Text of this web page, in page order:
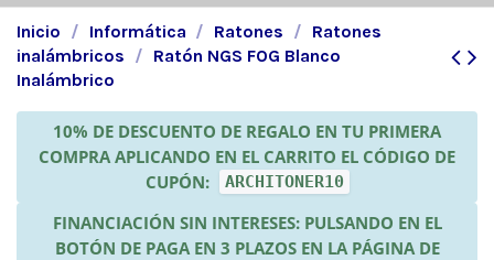
Inicio Informática Ratones
Ratones
inalámbricos
Ratón NGS FOG Blanco
Inalámbrico
10% DE DESCUENTO DE REGALO EN TU PRIMERA
COMPRA APLICANDO EN EL CARRITO EL CÓDIGO DE
CUPÓN:
ARCHITONER10
FINANCIACIÓN SIN INTERESES: PULSANDO EN EL
BOTÓN DE PAGA EN 3 PLAZOS EN LA PÁGINA DE